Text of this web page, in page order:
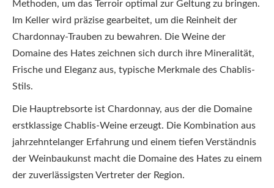
Methoden, um das Terroir optimal zur Geltung zu bringen.
Im Keller wird präzise gearbeitet, um die Reinheit der
Chardonnay-Trauben zu bewahren. Die Weine der
Domaine des Hates zeichnen sich durch ihre Mineralität,
Frische und Eleganz aus, typische Merkmale des Chablis-
Stils.
Die Hauptrebsorte ist Chardonnay, aus der die Domaine
erstklassige Chablis-Weine erzeugt. Die Kombination aus
jahrzehntelanger Erfahrung und einem tiefen Verständnis
der Weinbaukunst macht die Domaine des Hates zu einem
der zuverlässigsten Vertreter der Region.